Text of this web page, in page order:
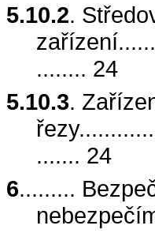
5.10.2.
........ 24
5.10.3.
....... 24
6.........